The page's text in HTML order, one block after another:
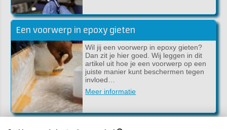
Een voorwerp in epoxy gieten
Wil jij een voorwerp in epoxy gieten?
Dan zit je hier goed. Wij leggen in dit
artikel uit hoe je een voorwerp op een
juiste manier kunt beschermen tegen
invloed…
Meer informatie